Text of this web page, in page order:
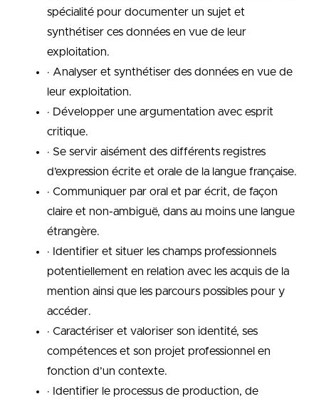
spécialité pour documenter un sujet et
synthétiser ces données en vue de leur
exploitation.
· Analyser et synthétiser des données en vue de
leur exploitation.
· Développer une argumentation avec esprit
critique.
· Se servir aisément des différents registres
d’expression écrite et orale de la langue française.
· Communiquer par oral et par écrit, de façon
claire et non-ambiguë, dans au moins une langue
étrangère.
· Identifier et situer les champs professionnels
potentiellement en relation avec les acquis de la
mention ainsi que les parcours possibles pour y
accéder.
· Caractériser et valoriser son identité, ses
compétences et son projet professionnel en
fonction d’un contexte.
· Identifier le processus de production, de